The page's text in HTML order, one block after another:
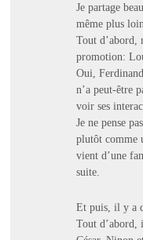
Je partage
même plus
Tout d’abord,
promotion:
Oui,
n’a peut-être
voir ses
Je ne pense
plutôt comme
vient d’une
suite.
Et puis, il y a
Tout d’abord,